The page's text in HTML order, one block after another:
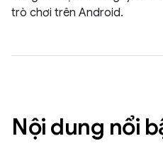
trò chơi trên Android.
Nội dung nổi